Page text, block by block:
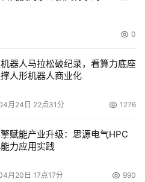
宣布，进一步扩展面向应用
日首次发布）：为Thunder
出串行ATA(SATA) 混插选项。
的Thunder 9500V?系统中，
。
于管理企业信息系统中数据
据生命周期管理）解决方案”。
心，综合提供储存管理软件以
0
器人马拉松破纪录，看算力底座
人形机器人商业化
月24日 22点31分 1276
赋能产业升级：思源电气HPC
力应用实践
月20日 17点17分 990